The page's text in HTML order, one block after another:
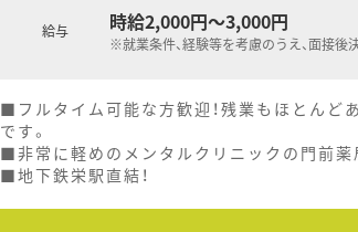
給与 時給2,000円～3,000円
※就業条件、経験等を考慮のうえ、面接後
■フルタイム可能な方歓迎！残業もほとんど
です。
■非常に軽めのメンタルクリニックの門前薬
■地下鉄栄駅直結！